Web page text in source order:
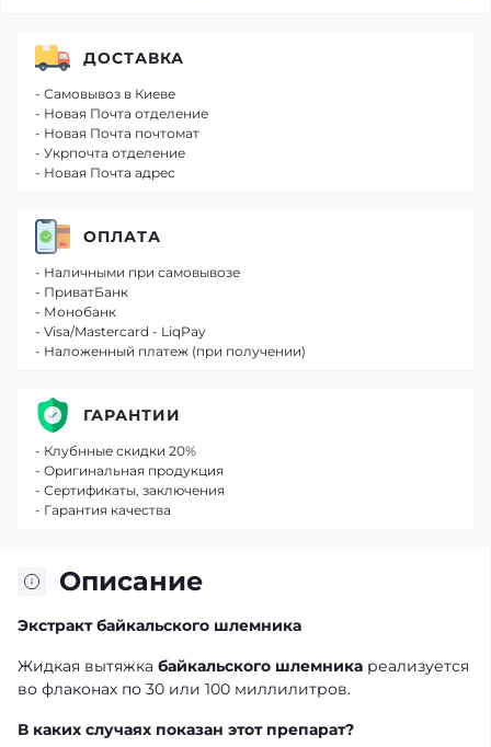
Описание
Экстракт байкальского шлемника
Жидкая вытяжка байкальского шлемника реализуется
во флаконах по 30 или 100 миллилитров.
В каких случаях показан этот препарат?
ДОСТАВКА
- Самовывоз в Киеве
- Новая Почта отделение
- Новая Почта почтомат
- Укрпочта отделение
- Новая Почта адрес
ОПЛАТА
- Наличными при самовывозе
- ПриватБанк
- Монобанк
- Visa/Mastercard - LiqPay
- Наложенный платеж (при получении)
ГАРАНТИИ
- Клубнные скидки 20%
- Оригинальная продукция
- Сертификаты, заключения
- Гарантия качества